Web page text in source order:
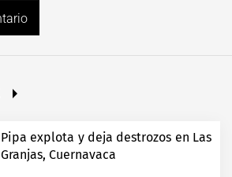
Pipa explota y deja destrozos en Las
Granjas, Cuernavaca